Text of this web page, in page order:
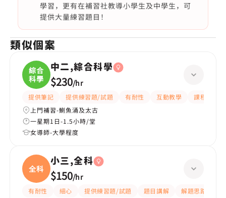
學習，更有在補習社教導小學生及中學生，可
提供大量練習題目！
類似個案
綜合
科學
中二,綜合科學
$230/hr
提供筆記 提供練習題/試題 有耐性 互動教學
課程設計
上門補習-鰂魚涌及太古
一星期1日-1.5小時/堂
女導師-大學程度
全科
小三,全科
$150/hr
有耐性 細心 提供練習題/試題 題目講解
解題思路